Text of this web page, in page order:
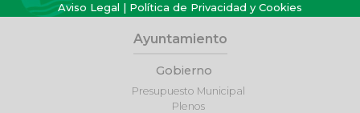
Aviso Legal | Política de Privacidad y Cookies
Ayuntamiento
Gobierno
Presupuesto Municipal
Plenos